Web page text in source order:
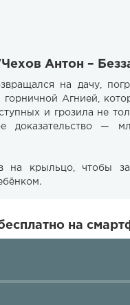
Антон –
на дачу,
Агнией,
и грозила не
доказательство —
крыльцо, чтобы
на